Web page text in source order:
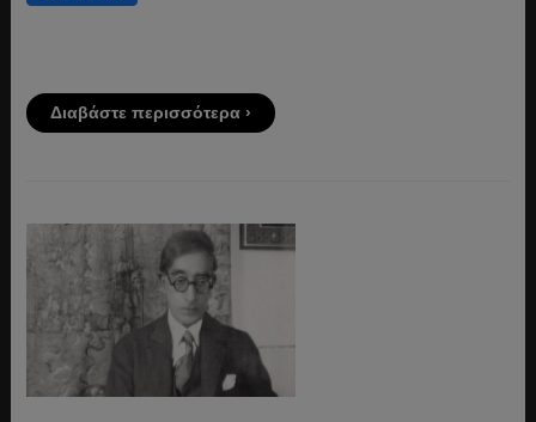
Διαβάστε περισσότερα ›